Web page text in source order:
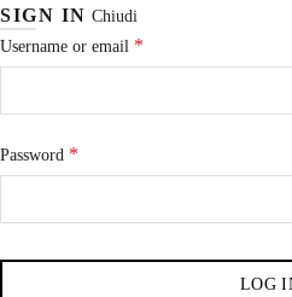
SIGN IN Chiudi
Username or email *
Password *
LOG